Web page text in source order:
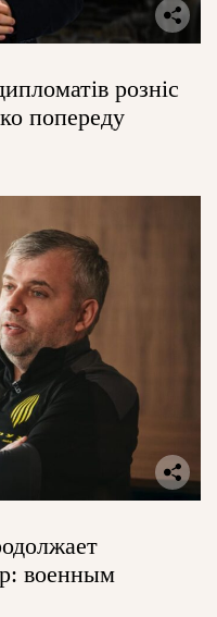
розніс
попереду
военным